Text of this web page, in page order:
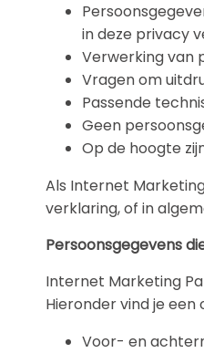
in deze privacy
Verwerking van
Vragen om
Passende
Geen
Op de hoogte
Als Internet
verklaring, of in
Persoonsgegevens
Internet Marketing
Hieronder vind je
Voor- en